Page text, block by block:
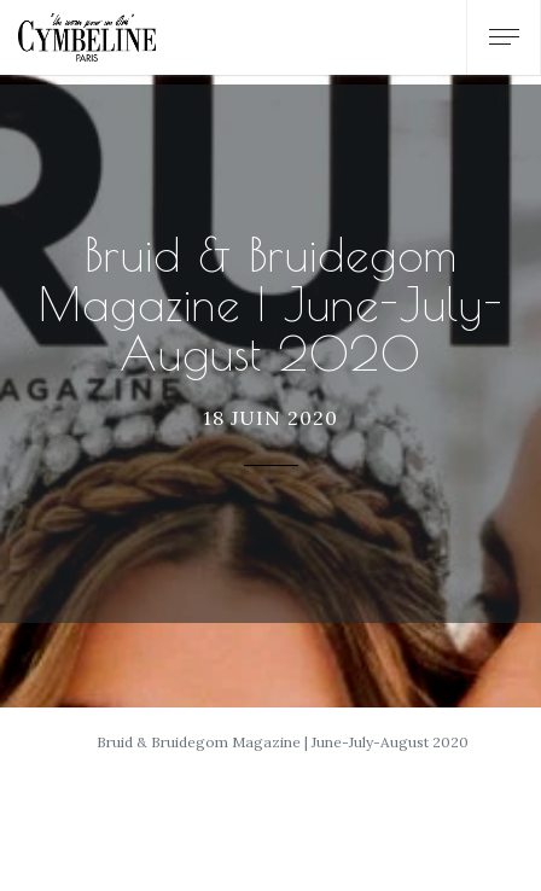
Bruid & Bruidegom
Magazine | June-July-
August 2020
18 JUIN 2020
Bruid & Bruidegom Magazine | June-July-August 2020